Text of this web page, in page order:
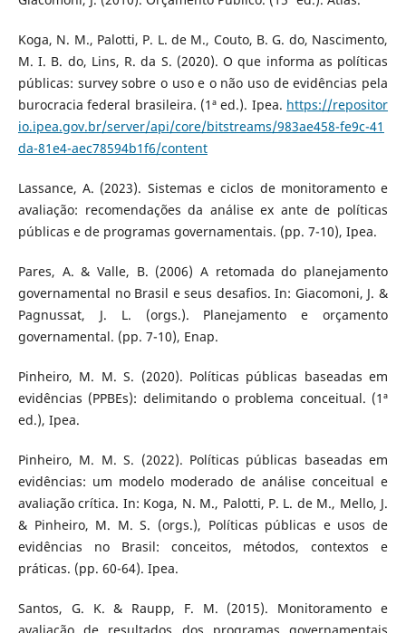
Koga, N. M., Palotti, P. L. de M., Couto, B. G. do, Nascimento,
M. I. B. do, Lins, R. da S. (2020). O que informa as políticas
públicas: survey sobre o uso e o não uso de evidências pela
burocracia federal brasileira. (1ª ed.). Ipea. https://repositor
io.ipea.gov.br/server/api/core/bitstreams/983ae458-fe9c-41
da-81e4-aec78594b1f6/content
Lassance, A. (2023). Sistemas e ciclos de monitoramento e
avaliação: recomendações da análise ex ante de políticas
públicas e de programas governamentais. (pp. 7-10), Ipea.
Pares, A. & Valle, B. (2006) A retomada do planejamento
governamental no Brasil e seus desafios. In: Giacomoni, J. &
Pagnussat, J. L. (orgs.). Planejamento e orçamento
governamental. (pp. 7-10), Enap.
Pinheiro, M. M. S. (2020). Políticas públicas baseadas em
evidências (PPBEs): delimitando o problema conceitual. (1ª
ed.), Ipea.
Pinheiro, M. M. S. (2022). Políticas públicas baseadas em
evidências: um modelo moderado de análise conceitual e
avaliação crítica. In: Koga, N. M., Palotti, P. L. de M., Mello, J.
& Pinheiro, M. M. S. (orgs.), Políticas públicas e usos de
evidências no Brasil: conceitos, métodos, contextos e
práticas. (pp. 60-64). Ipea.
Santos, G. K. & Raupp, F. M. (2015). Monitoramento e